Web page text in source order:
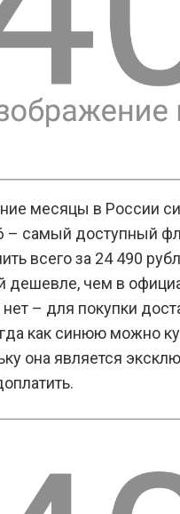
месяцы в России
– самый доступный
всего за 24 490
дешевле, чем в
– для покупки
как синюю можно
она является